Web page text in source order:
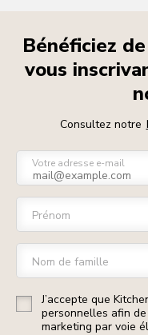
Bénéficiez
vous
Consultez notre
Votre adresse e-mail
Prénom
Nom de famille
J’accepte que
personnelles afin de
marketing par voie